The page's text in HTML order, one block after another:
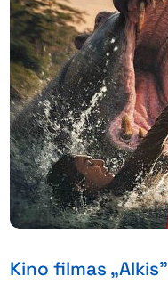
Kino filmas „Alkis”